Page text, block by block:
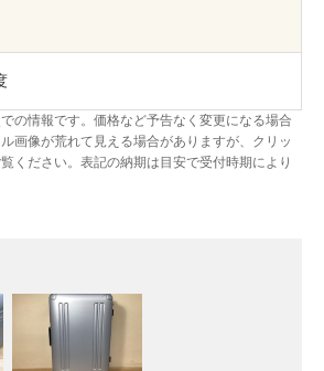
CLOSE
の情報です。価格など予告なく変更になる場合
画像が荒れて見える場合がありますが、クリッ
ください。表記の納期は目安で受付時期により